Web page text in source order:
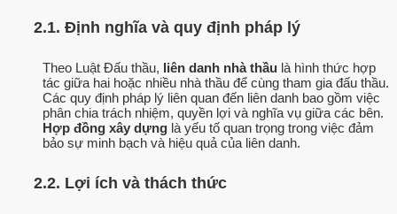
2.1. Định nghĩa và quy định pháp lý
Theo Luật Đấu thầu, liên danh nhà thầu là hình thức hợp
tác giữa hai hoặc nhiều nhà thầu để cùng tham gia đấu thầu.
Các quy định pháp lý liên quan đến liên danh bao gồm việc
phân chia trách nhiệm, quyền lợi và nghĩa vụ giữa các bên.
Hợp đồng xây dựng là yếu tố quan trọng trong việc đảm
bảo sự minh bạch và hiệu quả của liên danh.
2.2. Lợi ích và thách thức